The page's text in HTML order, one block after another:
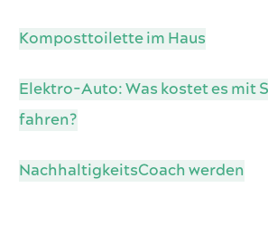
Komposttoilette im Haus
Elektro-Auto: Was kostet es mit
fahren?
NachhaltigkeitsCoach werden